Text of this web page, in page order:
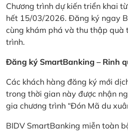
Chương trình dự kiến triển khai
hết 15/03/2026. Đăng ký ngay
cùng khám phá và thu thập quà
trình.
Đăng ký SmartBanking – Rinh
Các khách hàng đăng ký mới
trong thời gian này được nhận
gia chương trình “Đón Mã du
BIDV SmartBanking miễn toàn